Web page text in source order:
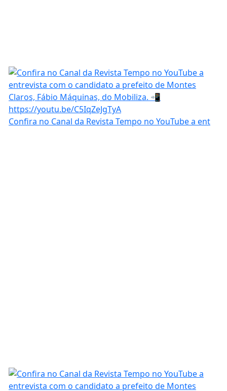
Confira no Canal da Revista Tempo no YouTube a ent